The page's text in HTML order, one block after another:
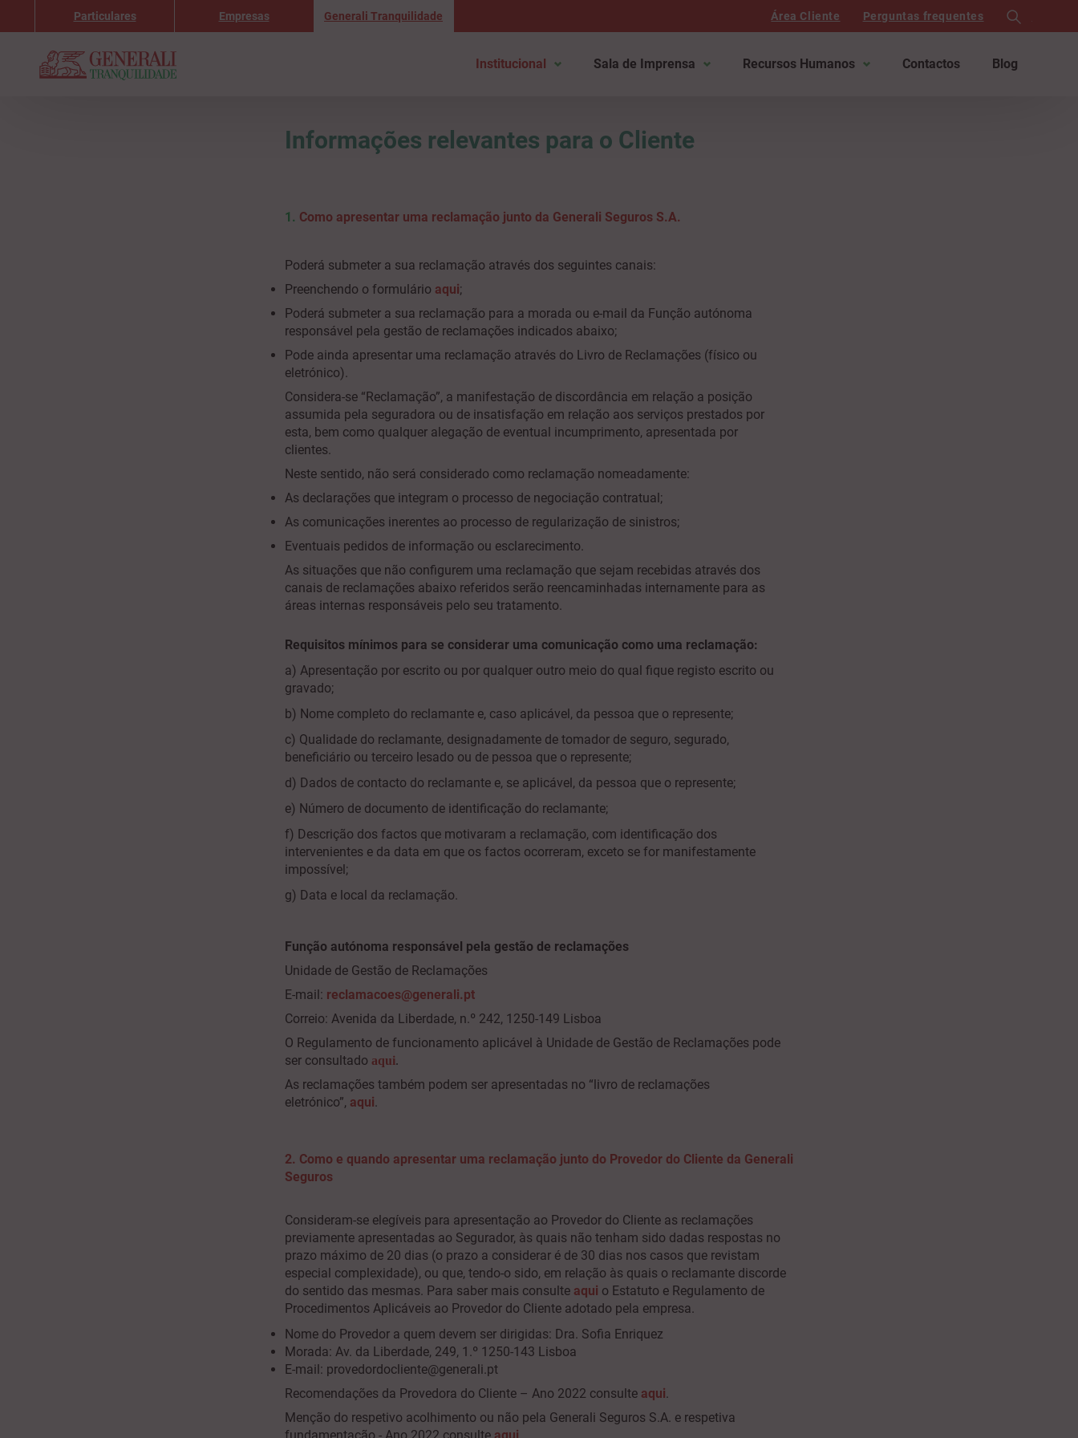
Particulares Empresas Generali Tranquilidade Área Cliente Perguntas frequentes
Institucional Sala de Imprensa Recursos Humanos Contactos Blog
Informações relevantes para o Cliente
1. Como apresentar uma reclamação junto da Generali Seguros S.A.
Poderá submeter a sua reclamação através dos seguintes canais:
Preenchendo o formulário aqui;
Poderá submeter a sua reclamação para a morada ou e-mail da Função autónoma
responsável pela gestão de reclamações indicados abaixo;
Pode ainda apresentar uma reclamação através do Livro de Reclamações (físico ou
eletrónico).
Considera-se “Reclamação”, a manifestação de discordância em relação a posição
assumida pela seguradora ou de insatisfação em relação aos serviços prestados por
esta, bem como qualquer alegação de eventual incumprimento, apresentada por
clientes.
Neste sentido, não será considerado como reclamação nomeadamente:
As declarações que integram o processo de negociação contratual;
As comunicações inerentes ao processo de regularização de sinistros;
Eventuais pedidos de informação ou esclarecimento.
As situações que não configurem uma reclamação que sejam recebidas através dos
canais de reclamações abaixo referidos serão reencaminhadas internamente para as
áreas internas responsáveis pelo seu tratamento.
Requisitos mínimos para se considerar uma comunicação como uma reclamação:
a) Apresentação por escrito ou por qualquer outro meio do qual fique registo escrito ou
gravado;
b) Nome completo do reclamante e, caso aplicável, da pessoa que o represente;
c) Qualidade do reclamante, designadamente de tomador de seguro, segurado,
beneficiário ou terceiro lesado ou de pessoa que o represente;
d) Dados de contacto do reclamante e, se aplicável, da pessoa que o represente;
e) Número de documento de identificação do reclamante;
f) Descrição dos factos que motivaram a reclamação, com identificação dos
intervenientes e da data em que os factos ocorreram, exceto se for manifestamente
impossível;
g) Data e local da reclamação.
Função autónoma responsável pela gestão de reclamações
Unidade de Gestão de Reclamações
E-mail: reclamacoes@generali.pt
Correio: Avenida da Liberdade, n.º 242, 1250-149 Lisboa
O Regulamento de funcionamento aplicável à Unidade de Gestão de Reclamações pode
ser consultado aqui.
As reclamações também podem ser apresentadas no “livro de reclamações
eletrónico”, aqui.
2. Como e quando apresentar uma reclamação junto do Provedor do Cliente da Generali
Seguros
Consideram-se elegíveis para apresentação ao Provedor do Cliente as reclamações
previamente apresentadas ao Segurador, às quais não tenham sido dadas respostas no
prazo máximo de 20 dias (o prazo a considerar é de 30 dias nos casos que revistam
especial complexidade), ou que, tendo-o sido, em relação às quais o reclamante discorde
do sentido das mesmas. Para saber mais consulte aqui o Estatuto e Regulamento de
Procedimentos Aplicáveis ao Provedor do Cliente adotado pela empresa.
Nome do Provedor a quem devem ser dirigidas: Dra. Sofia Enriquez
Morada: Av. da Liberdade, 249, 1.º 1250-143 Lisboa
E-mail: provedordocliente@generali.pt
Recomendações da Provedora do Cliente – Ano 2022 consulte aqui.
Menção do respetivo acolhimento ou não pela Generali Seguros S.A. e respetiva